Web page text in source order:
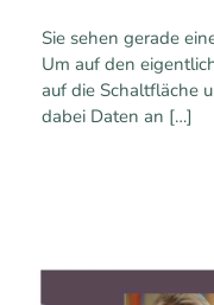
Sie sehen gerade
Um auf den
auf die Schaltfläche
dabei Daten an […]